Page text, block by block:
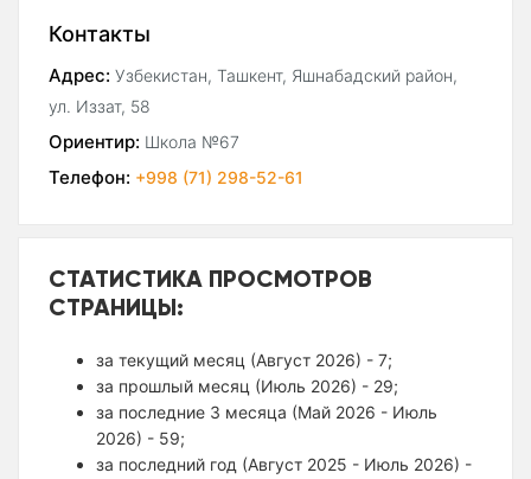
Контакты
Адрес: Узбекистан, Ташкент, Яшнабадский район,
ул. Иззат, 58
Ориентир: Школа №67
Телефон: +998 (71) 298-52-61
СТАТИСТИКА ПРОСМОТРОВ
СТРАНИЦЫ:
за текущий месяц (Август 2026) - 7;
за прошлый месяц (Июль 2026) - 29;
за последние 3 месяца (Май 2026 - Июль
2026) - 59;
за последний год (Август 2025 - Июль 2026) -